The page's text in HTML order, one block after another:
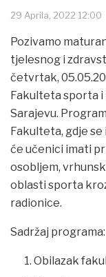
29 Aprila, 2022 12:00
Pozivamo
tjelesnog i
četvrtak,
Fakulteta sporta
Sarajevu.
Fakulteta, gdje se
će učenici imati
osobljem,
oblasti sporta
radionice.
Sadržaj programa:
Obilazak